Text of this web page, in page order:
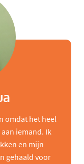
omdat het heel
iemand. Ik
en mijn
gehaald voor